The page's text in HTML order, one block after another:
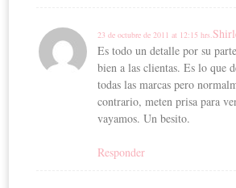
23 de octubre de 2011 at 12:15 hrs.
Es todo un detalle por su
bien a las clientas. Es lo que
todas las marcas pero
contrario, meten prisa para
vayamos. Un besito.
Responder